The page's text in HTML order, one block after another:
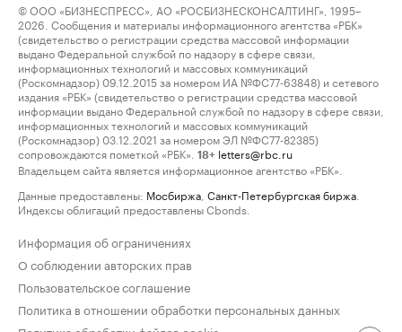
© ООО «БИЗНЕСПРЕСС», АО «РОСБИЗНЕСКОНСАЛТИНГ», 1995–
2026. Сообщения и материалы информационного агентства «РБК»
(свидетельство о регистрации средства массовой информации
выдано Федеральной службой по надзору в сфере связи,
информационных технологий и массовых коммуникаций
(Роскомнадзор) 09.12.2015 за номером ИА №ФС77-63848) и сетевого
издания «РБК» (свидетельство о регистрации средства массовой
информации выдано Федеральной службой по надзору в сфере связи,
информационных технологий и массовых коммуникаций
(Роскомнадзор) 03.12.2021 за номером ЭЛ №ФС77-82385)
сопровождаются пометкой «РБК».
18+ letters@rbc.ru
Владельцем сайта является информационное агентство «РБК».
Данные предоставлены: Мосбиржа Санкт-Петербургская биржа
Индексы облигаций предоставлены Cbonds.
Информация об ограничениях
О соблюдении авторских прав
Пользовательское соглашение
Политика в отношении обработки персональных данных